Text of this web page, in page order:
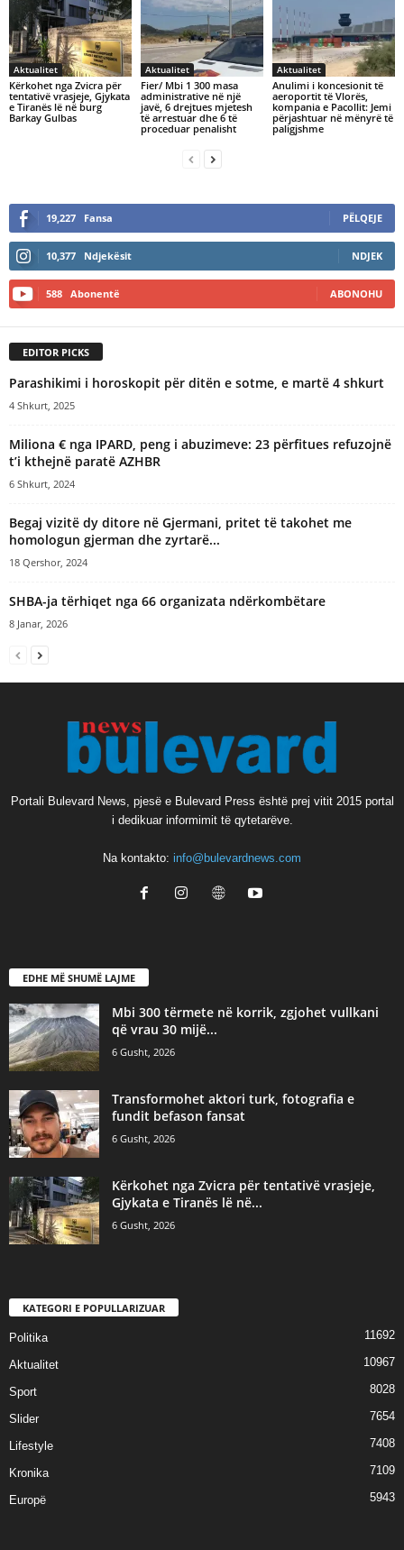
Aktualitet
Kërkohet nga Zvicra për
tentativë vrasjeje, Gjykata
e Tiranës lë në burg
Barkay Gulbas
Aktualitet
Fier/ Mbi 1 300 masa
administrative në një
javë, 6 drejtues mjetesh
të arrestuar dhe 6 të
proceduar penalisht
Aktualitet
Anulimi i koncesionit të
aeroportit të Vlorës,
kompania e Pacollit: Jemi
përjashtuar në mënyrë të
paligjshme
19,227 Fansa PËLQEJE
10,377 Ndjekësit NDJEK
588 Abonentë ABONOHU
EDITOR PICKS
Parashikimi i horoskopit për ditën e sotme, e martë 4 shkurt
4 Shkurt, 2025
Miliona € nga IPARD, peng i abuzimeve: 23 përfitues refuzojnë
t’i kthejnë paratë AZHBR
6 Shkurt, 2024
Begaj vizitë dy ditore në Gjermani, pritet të takohet me
homologun gjerman dhe zyrtarë...
18 Qershor, 2024
SHBA-ja tërhiqet nga 66 organizata ndërkombëtare
8 Janar, 2026
Portali Bulevard News, pjesë e Bulevard Press është prej vitit 2015 portal
i dedikuar informimit të qytetarëve.
Na kontakto: info@bulevardnews.com
EDHE MË SHUMË LAJME
Mbi 300 tërmete në korrik, zgjohet vullkani
që vrau 30 mijë...
6 Gusht, 2026
Transformohet aktori turk, fotografia e
fundit befason fansat
6 Gusht, 2026
Kërkohet nga Zvicra për tentativë vrasjeje,
Gjykata e Tiranës lë në...
6 Gusht, 2026
KATEGORI E POPULLARIZUAR
Politika 11692
Aktualitet 10967
Sport 8028
Slider 7654
Lifestyle 7408
Kronika 7109
Europë 5943